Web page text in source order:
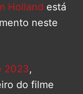
Holland está
neste
2023,
do filme